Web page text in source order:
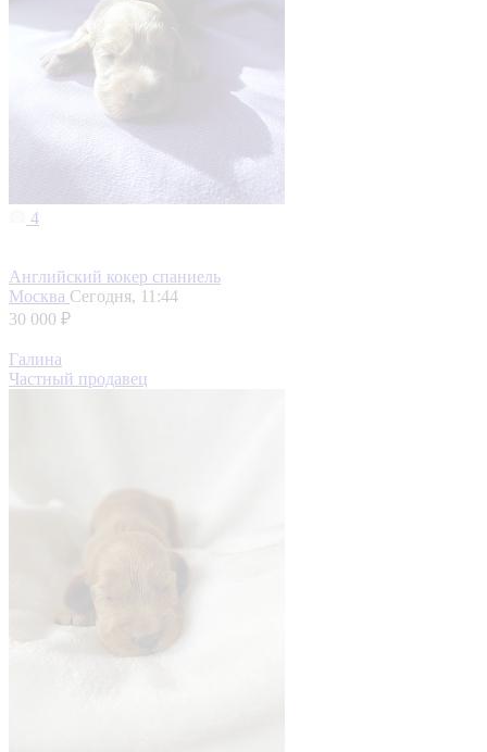
4
Английский кокер спаниель
Москва Сегодня, 11:44
30 000 ₽
Галина
Частный продавец